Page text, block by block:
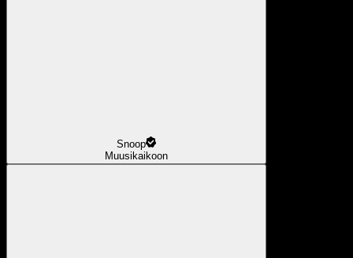
Snoop
Muusikaikoon